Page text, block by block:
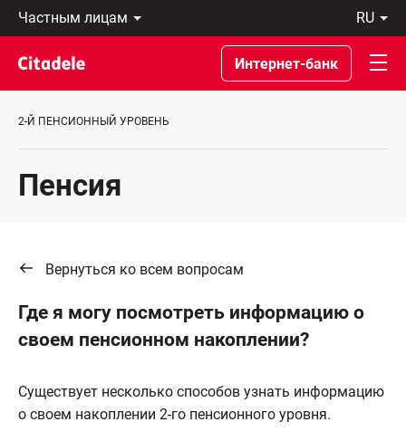
Частным
лицам
Предприятиям
Private
Banking
банке
ru
Latviski
По-
русски
In
Интернет-банк
2-Й ПЕНСИОННЫЙ УРОВЕНЬ
Пенсия
Вернуться ко всем вопросам
Где я могу посмотреть информацию о
своем пенсионном накоплении?
Существует несколько способов узнать информацию
о своем накоплении 2-го пенсионного уровня.